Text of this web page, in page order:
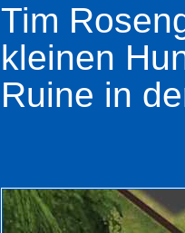
Tim
kleinen
Ruine in